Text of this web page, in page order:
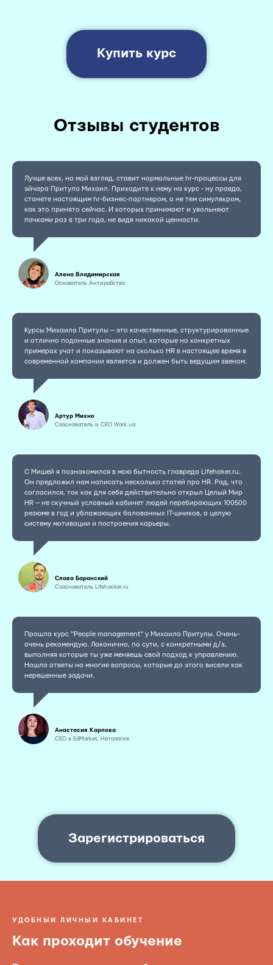
Купить курс
Отзывы студентов
Лучше всех, на мой взгляд, ставит нормальные hr-процессы для
эйчара Притула Михаил. Приходите к нему на курс - ну правда,
станете настоящим hr-бизнес-партнером, а не тем симулякром,
как это принято сейчас. И которых принимают и увольняют
пачками раз в три года, не видя никакой ценности.
Алена Владимирская
Основатель Антирабство
Курсы Михаила Притулы — это качественные, структурированные
и отлично поданные знания и опыт, которые на конкретных
примерах учат и показывают на сколько HR в настоящее время в
современной компании является и должен быть ведущим звеном.
Артур Михно
Сооснователь и CEO Work.ua
С Мишей я познакомился в мою бытность главреда Lifehaker.ru.
Он предложил нам написать несколько статей про HR. Рад, что
согласился, так как для себя действительно открыл Целый Мир
HR — не скучный условный кабинет людей перебирающих 100500
резюме в год и ублажающих балованных IT-шников, а целую
систему мотивации и построения карьеры.
Слава Баранский
Сооснователь Lifehacker.ru
Прошла курс "People management" у Михаила Притулы. Очень-
очень рекомендую. Лаконично, по сути, с конкретными д/з,
выполняя которые ты уже меняешь свой подход к управлению.
Нашла ответы на многие вопросы, которые до этого висели как
нерешенные задачи.
Анастасия Карпова
CEO в EdMarket, Нетология
Зарегистрироваться
УДОБНЫЙ ЛИЧНЫЙ КАБИНЕТ
Как проходит обучение